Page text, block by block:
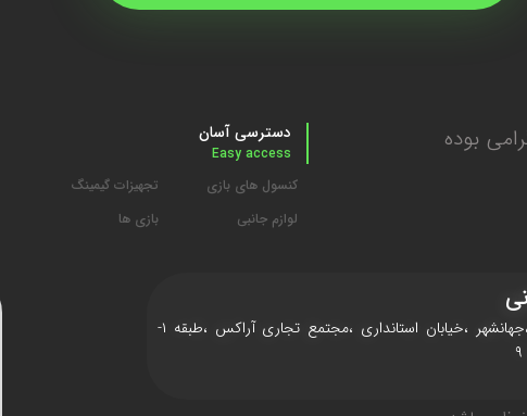
بوده
دسترسی آسان
Easy access
کنسول های بازی
لوازم جانبی
تجهیزات گیمینگ
بازی ها
کرج ،جهانشهر ،خیابان استانداری ،مجتمع تجاری آراکس ،طبقه ۱-